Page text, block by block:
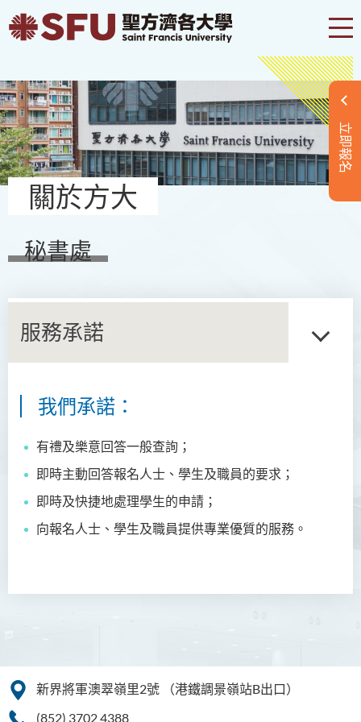
立即報名
關於方大
秘書處
服務承諾
我們承諾：
有禮及樂意回答一般查詢；
即時主動回答報名人士、學生及職員的要求；
即時及快捷地處理學生的申請；
向報名人士、學生及職員提供專業優質的服務。
服務承諾
職能
職員名錄
新界將軍澳翠嶺里2號
（港鐵調景嶺站B出口）
(852) 3702 4388